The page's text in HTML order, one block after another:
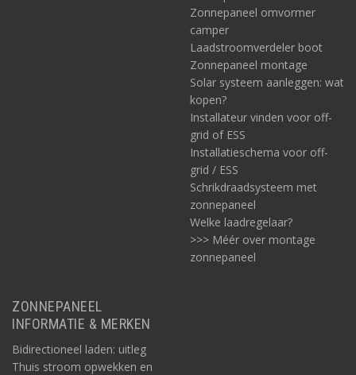
Zonnepaneel omvormer
camper
Laadstroomverdeler boot
Zonnepaneel montage
Solar systeem aanleggen: wat
kopen?
Installateur vinden voor off-
grid of ESS
Installatieschema voor off-
grid / ESS
Schrikdraadsysteem met
zonnepaneel
Welke laadregelaar?
>>> Méér over montage
zonnepaneel
ZONNEPANEEL
INFORMATIE & MERKEN
Bidirectioneel laden: uitleg
Thuis stroom opwekken en